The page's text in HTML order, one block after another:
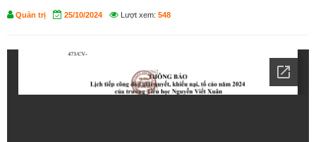
Quản trị 25/10/2024 Lượt xem: 548